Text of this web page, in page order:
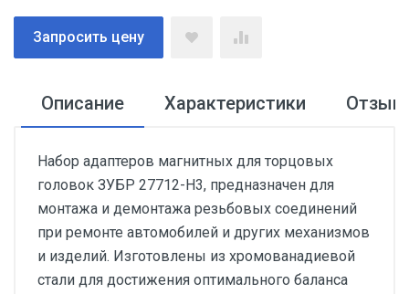
Запросить цену
Описание Характеристики
Набор адаптеров магнитных для торцовых
головок ЗУБР 27712-H3, предназначен для
монтажа и демонтажа резьбовых соединений
при ремонте автомобилей и других механизмов
и изделий. Изготовлены из хромованадиевой
стали для достижения оптимального баланса